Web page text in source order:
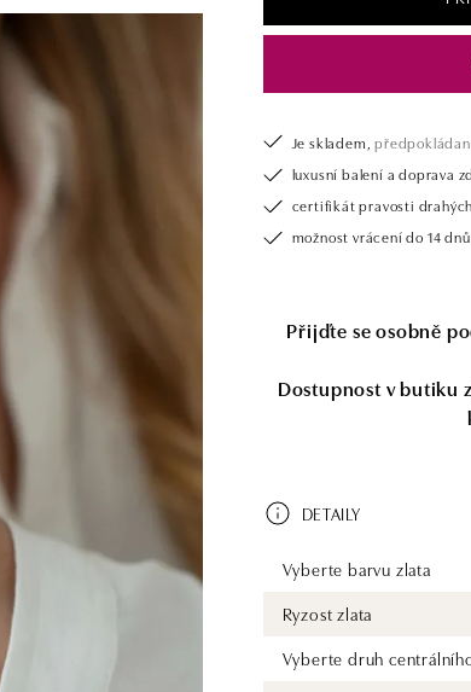
Je skladem,
luxusní balení a doprava
certifikát pravosti
možnost vrácení do 14
Přijďte se osobně
Dostupnost v butiku
DETAILY
Vyberte barvu zlata
Ryzost zlata
Vyberte druh